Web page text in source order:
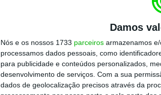
Damos
Nós e os nossos 1733 parceiros armazenamos
processamos dados pessoais, como
para publicidade e conteúdos personalizados,
desenvolvimento de serviços. Com a sua
dados de geolocalização precisos através da